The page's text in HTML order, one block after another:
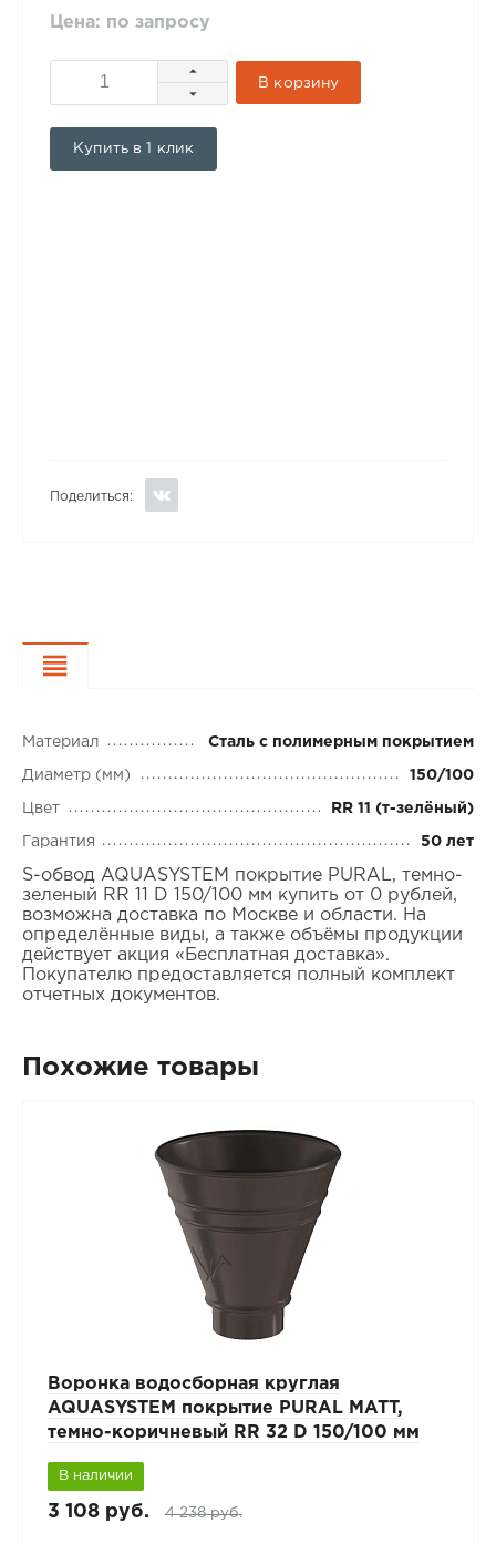
Цена: по запросу
В корзину
Купить в 1 клик
Поделиться:
Материал Сталь с полимерным покрытием
Диаметр (мм) 150/100
Цвет RR 11 (т-зелёный)
Гарантия 50 лет
S-обвод AQUASYSTEM покрытие PURAL, темно-
зеленый RR 11 D 150/100 мм купить от 0 рублей,
возможна доставка по Москве и области. На
определённые виды, а также объёмы продукции
действует акция «Бесплатная доставка».
Покупателю предоставляется полный комплект
отчетных документов.
Похожие товары
Воронка водосборная круглая
AQUASYSTEM покрытие PURAL MATT,
темно-коричневый RR 32 D 150/100 мм
В наличии
3 108 руб. 4 238 руб.